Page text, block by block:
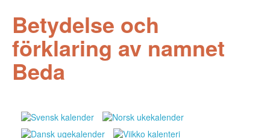
Betydelse och
förklaring av namnet
Beda